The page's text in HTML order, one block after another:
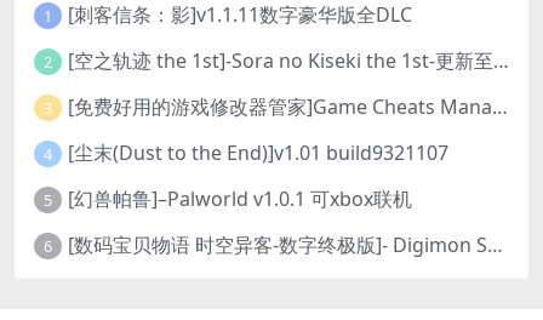
1 [刺客信条：影]v1.1.11数字豪华版全DLC
2 [空之轨迹 the 1st]-Sora no Kiseki the 1st-更新至v1.06.4-全DLC
3 [免费好用的游戏修改器管家]Game Cheats Manager
4 [尘末(Dust to the End)]v1.01 build9321107
5 [幻兽帕鲁]–Palworld v1.0.1 可xbox联机
6 [数码宝贝物语 时空异客-数字终极版]- Digimon Story Time Stranger-Build.23514637